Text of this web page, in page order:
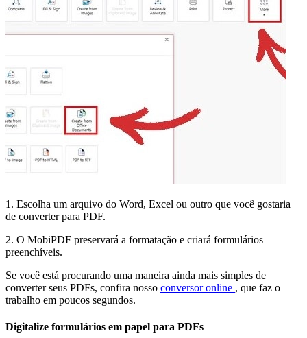
1. Escolha um arquivo do Word, Excel ou outro que você gostaria
de converter para PDF.
2. O MobiPDF preservará a formatação e criará formulários
preenchíveis.
Se você está procurando uma maneira ainda mais simples de
converter seus PDFs, confira nosso conversor online , que faz o
trabalho em poucos segundos.
Digitalize formulários em papel para PDFs